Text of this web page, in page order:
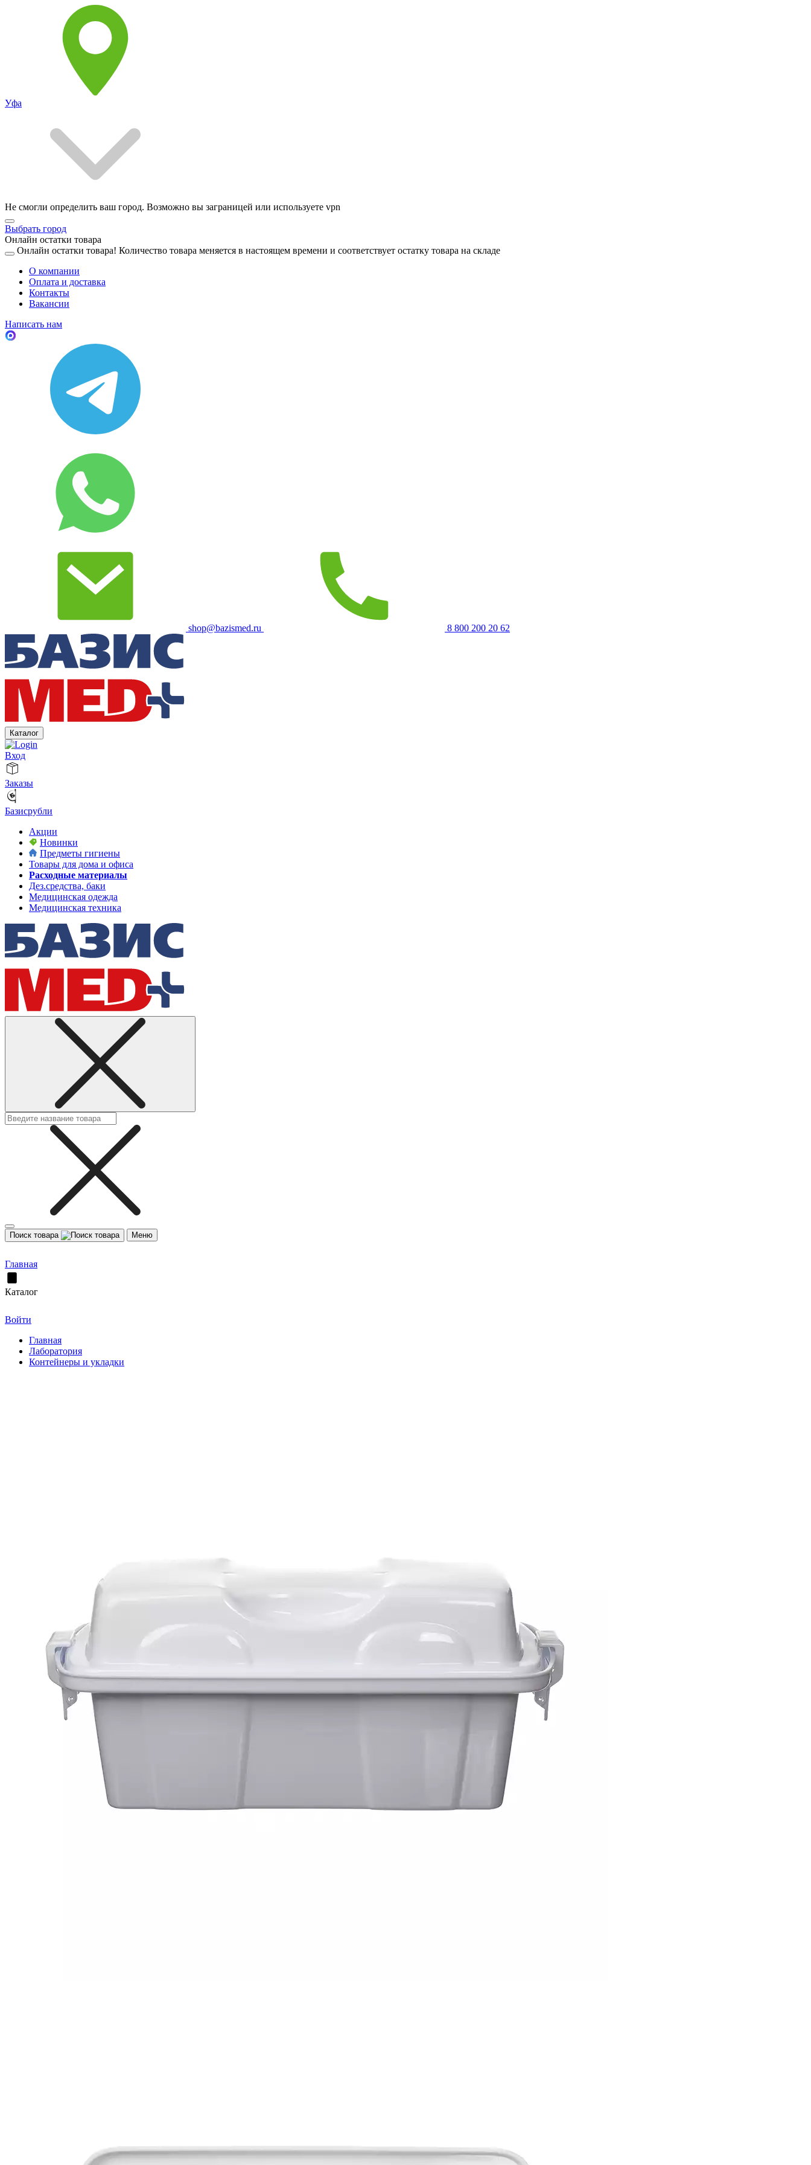
Уфа
Не смогли определить ваш город. Возможно вы заграницей или используете vpn
Выбрать город
Онлайн остатки товара
Онлайн остатки товара! Количество товара меняется в настоящем времени и соответствует остатку товара на складе
О компании
Оплата и доставка
Контакты
Вакансии
Написать нам
shop@bazismed.ru 8 800 200 20 62
Каталог
Вход
Заказы
Базисрубли
Акции
Новинки
Предметы гигиены
Товары для дома и офиса
Расходные материалы
Дез.средства, баки
Медицинская одежда
Медицинская техника
Поиск товара Меню
Главная
Каталог
Войти
Главная
Лаборатория
Контейнеры и укладки